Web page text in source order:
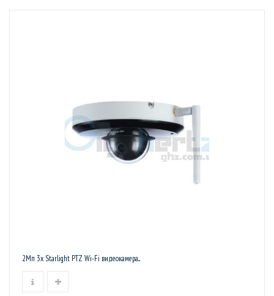
2Мп 3х Starlight PTZ Wi-Fi видеокамера...